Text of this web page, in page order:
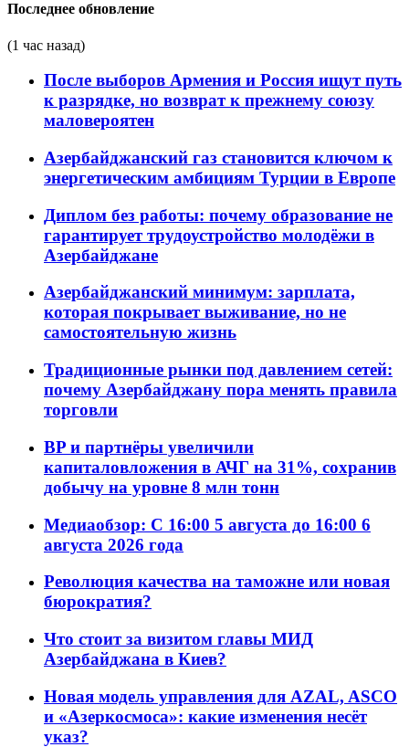
Последнее обновление
(1 час назад)
После выборов Армения и Россия ищут путь
к разрядке, но возврат к прежнему союзу
маловероятен
Азербайджанский газ становится ключом к
энергетическим амбициям Турции в Европе
Диплом без работы: почему образование не
гарантирует трудоустройство молодёжи в
Азербайджане
Азербайджанский минимум: зарплата,
которая покрывает выживание, но не
самостоятельную жизнь
Традиционные рынки под давлением сетей:
почему Азербайджану пора менять правила
торговли
BP и партнёры увеличили
капиталовложения в АЧГ на 31%, сохранив
добычу на уровне 8 млн тонн
Медиаобзор: С 16:00 5 августа до 16:00 6
августа 2026 года
Революция качества на таможне или новая
бюрократия?
Что стоит за визитом главы МИД
Азербайджана в Киев?
Новая модель управления для AZAL, ASCO
и «Азеркосмоса»: какие изменения несёт
указ?